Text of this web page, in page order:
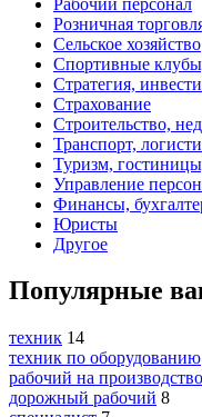
Розничная
Сельское хозяйство
Спортивные
Стратегия,
Страхование
Строительство,
Транспорт,
Туризм,
Управление
Финансы,
Юристы
Другое
Популярные
техник 14
техник по оборудованию
рабочий на производство
дорожный рабочий 8